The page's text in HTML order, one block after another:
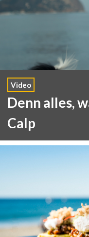
Video
Denn alles,
Calp